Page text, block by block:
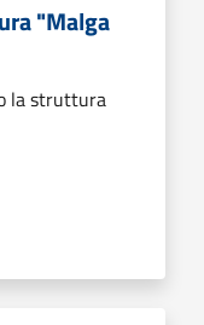
"Malga
la struttura